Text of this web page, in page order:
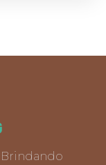
Brindando